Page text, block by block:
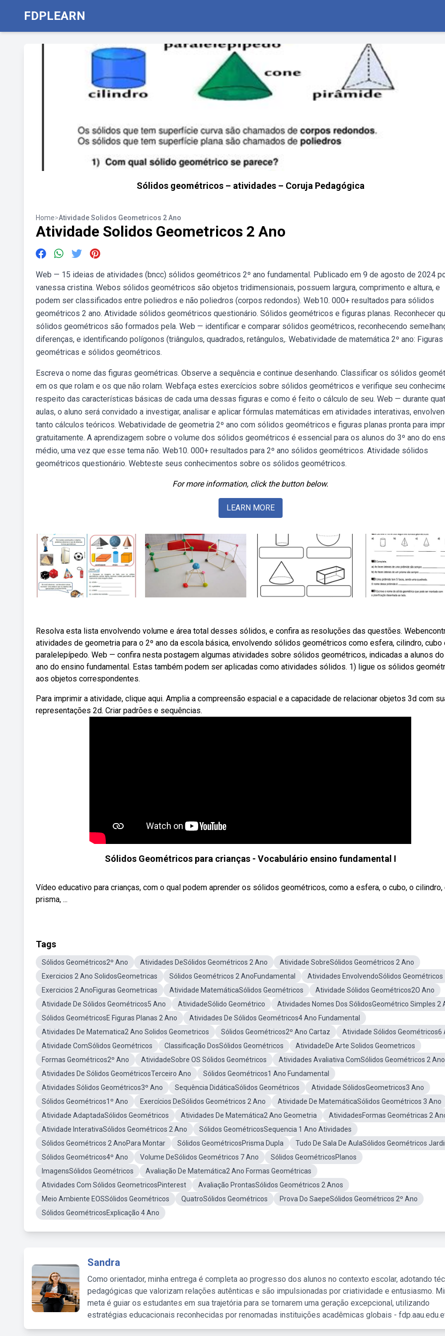
FDPLEARN
Sólidos geométricos – atividades – Coruja Pedagógica
Home>Atividade Solidos Geometricos 2 Ano
Atividade Solidos Geometricos 2 Ano
Web — 15 ideias de atividades (bncc) sólidos geométricos 2º ano fundamental. Publicado em 9 de agosto de 2024
vanessa cristina. Webos sólidos geométricos são objetos tridimensionais, possuem largura, comprimento e altura, e
podem ser classificados entre poliedros e não poliedros (corpos redondos). Web10. 000+ resultados para sólidos
geométricos 2 ano. Atividade sólidos geométricos questionário. Sólidos geométricos e figuras planas. Reconhecer
sólidos geométricos são formados pela. Web — identificar e comparar sólidos geométricos, reconhecendo
diferenças, e identificando polígonos (triângulos, quadrados, retângulos,. Webatividade de matemática 2º ano: Figuras
geométricas e sólidos geométricos.
Escreva o nome das figuras geométricas. Observe a sequência e continue desenhando. Classificar os sólidos
em os que rolam e os que não rolam. Webfaça estes exercícios sobre sólidos geométricos e verifique seu
respeito das características básicas de cada uma dessas figuras e como é feito o cálculo de seu. Web — durante
aulas, o aluno será convidado a investigar, analisar e aplicar fórmulas matemáticas em atividades interativas,
tanto cálculos teóricos. Webatividade de geometria 2º ano com sólidos geométricos e figuras planas pronta para
gratuitamente. A aprendizagem sobre o volume dos sólidos geométricos é essencial para os alunos do 3º ano do
médio, uma vez que esse tema não. Web10. 000+ resultados para 2º ano sólidos geométricos. Atividade sólidos
geométricos questionário. Webteste seus conhecimentos sobre os sólidos geométricos.
For more information, click the button below.
LEARN MORE
Resolva esta lista envolvendo volume e área total desses sólidos, e confira as resoluções das questões.
atividades de geometria para o 2º ano da escola básica, envolvendo sólidos geométricos como esfera, cilindro, cubo
paralelepípedo. Web — confira nesta postagem algumas atividades sobre sólidos geométricos, indicadas a alunos do
ano do ensino fundamental. Estas também podem ser aplicadas como atividades sólidos. 1) ligue os sólidos
aos objetos correspondentes.
Para imprimir a atividade, clique aqui. Amplia a compreensão espacial e a capacidade de relacionar objetos 3d com
representações 2d. Criar padrões e sequências.
Sólidos Geométricos para crianças - Vocabulário ensino fundamental I
Vídeo educativo para crianças, com o qual podem aprender os sólidos geométricos, como a esfera, o cubo, o cilindro,
prisma, ...
Tags
Sólidos Geométricos2º Ano Atividades DeSólidos Geométricos 2 Ano
Atividade SobreSólidos Geométricos 2 Ano
Exercicios 2 Ano SolidosGeometricas
Sólidos Geométricos 2 AnoFundamental
Atividades EnvolvendoSólidos Geométricos
Exercicios 2 AnoFiguras Geometricas
Atividade MatemáticaSólidos Geométricos
Atividade Sólidos Geométricos2O Ano
Atividade De Sólidos Geométricos5 Ano
AtividadeSólido Geométrico
Atividades Nomes Dos SólidosGeométrico Simples 2
Sólidos GeométricosE Figuras Planas 2 Ano
Atividades De Sólidos Geométricos4 Ano Fundamental
Atividades De Matematica2 Ano Solidos Geometricos
Sólidos Geométricos2º Ano Cartaz
Atividade Sólidos Geométricos6
Atividade ComSólidos Geométricos
Classificação DosSólidos Geométricos
AtividadeDe Arte Solidos Geometricos
Formas Geométricos2º Ano
AtividadeSobre OS Sólidos Geométricos
Atividades Avaliativa ComSólidos Geométricos 2 Ano
Atividades De Sólidos GeométricosTerceiro Ano
Sólidos Geométricos1 Ano Fundamental
Atividades Sólidos Geométricos3º Ano
Sequência DidáticaSólidos Geométricos
Atividade SólidosGeometricos3 Ano
Sólidos Geométricos1º Ano
Exercícios DeSólidos Geométricos 2 Ano
Atividade De MatemáticaSólidos Geométricos 3 Ano
Atividade AdaptadaSólidos Geométricos
Atividades De Matemática2 Ano Geometria
AtividadesFormas Geométricas 2
Atividade InterativaSólidos Geométricos 2 Ano
Sólidos GeométricosSequencia 1 Ano Atividades
Sólidos Geométricos 2 AnoPara Montar
Sólidos GeométricosPrisma Dupla
Tudo De Sala De AulaSólidos Geométricos
Sólidos Geométricos4º Ano
Volume DeSólidos Geométricos 7 Ano
Sólidos GeométricosPlanos
ImagensSólidos Geométricos
Avaliação De Matemática2 Ano Formas Geométricas
Atividades Com Sólidos GeometricosPinterest
Avaliação ProntasSólidos Geométricos 2 Anos
Meio Ambiente EOSSólidos Geométricos
QuatroSólidos Geométricos
Prova Do SaepeSólidos Geométricos 2º Ano
Sólidos GeométricosExplicação 4 Ano
Sandra
Como orientador, minha entrega é completa ao progresso dos alunos no contexto escolar, adotando
pedagógicas que valorizam relações autênticas e são impulsionadas por criatividade e entusiasmo.
meta é guiar os estudantes em sua trajetória para se tornarem uma geração excepcional, utilizando
estratégias educacionais reconhecidas por renomadas instituições acadêmicas globais -